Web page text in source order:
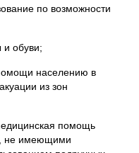
по возможности
и обуви;
населению в
из зон
помощь
не имеющими